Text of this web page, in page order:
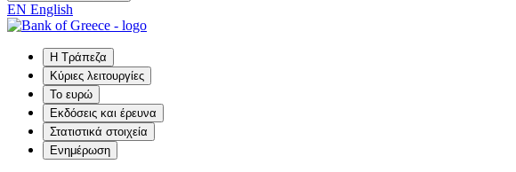
EN English
Η Τράπεζα
Κύριες λειτουργίες
Το ευρώ
Εκδόσεις και έρευνα
Στατιστικά στοιχεία
Ενημέρωση